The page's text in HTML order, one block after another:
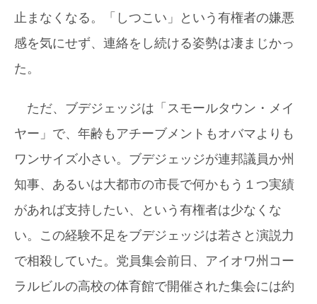
止まなくなる。「しつこい」という有権者の嫌悪
感を気にせず、連絡をし続ける姿勢は凄まじかっ
た。
ただ、ブデジェッジは「スモールタウン・メイ
ヤー」で、年齢もアチーブメントもオバマよりも
ワンサイズ小さい。ブデジェッジが連邦議員か州
知事、あるいは大都市の市長で何かもう１つ実績
があれば支持したい、という有権者は少なくな
い。この経験不足をブデジェッジは若さと演説力
で相殺していた。党員集会前日、アイオワ州コー
ラルビルの高校の体育館で開催された集会には約